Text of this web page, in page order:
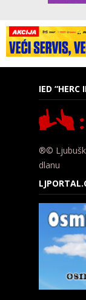
IED “HERC
®©
dlanu